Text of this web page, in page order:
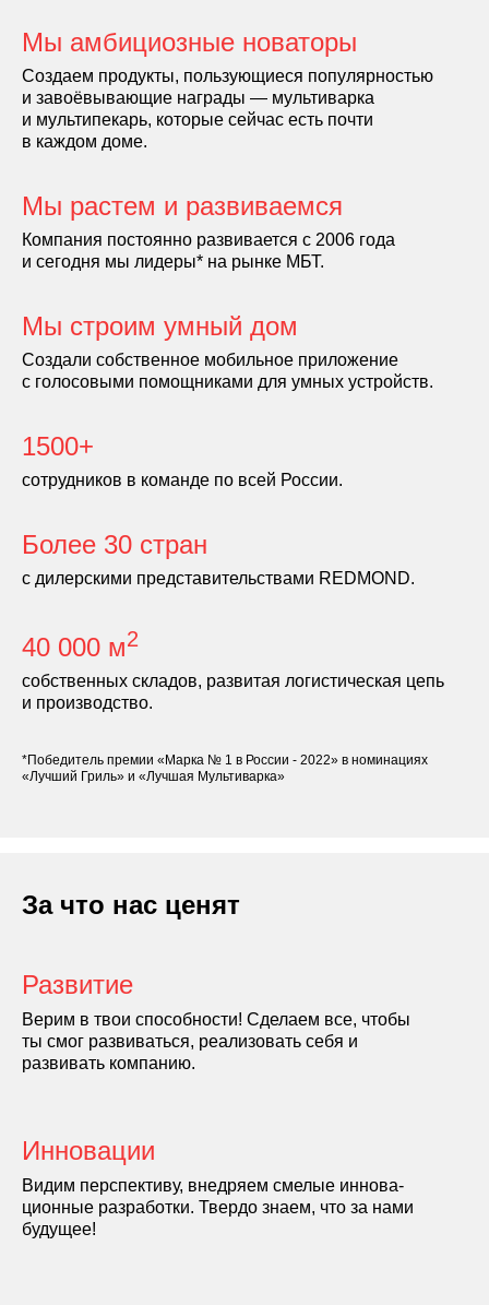
Мы амбициозные новаторы
Создаем продукты, пользующиеся популярностью
и завоёвывающие награды — мультиварка
и мультипекарь, которые сейчас есть почти
в каждом доме.
Мы растем и развиваемся
Компания постоянно развивается с 2006 года
и сегодня мы лидеры* на рынке МБТ.
Мы строим умный дом
Создали собственное мобильное приложение
с голосовыми помощниками для умных устройств.
1500+
сотрудников в команде по всей России.
Более 30 стран
с дилерскими представительствами REDMOND.
40 000 м2
собственных складов, развитая логистическая цепь
и производство.
*Победитель премии «Марка № 1 в России - 2022» в номинациях
«Лучший Гриль» и «Лучшая Мультиварка»
За что нас ценят
Развитие
Верим в твои способности! Сделаем все, чтобы
ты смог развиваться, реализовать себя и
развивать компанию.
Инновации
Видим перспективу, внедряем смелые иннова­
ционные разработки. Твердо знаем, что за нами
будущее!